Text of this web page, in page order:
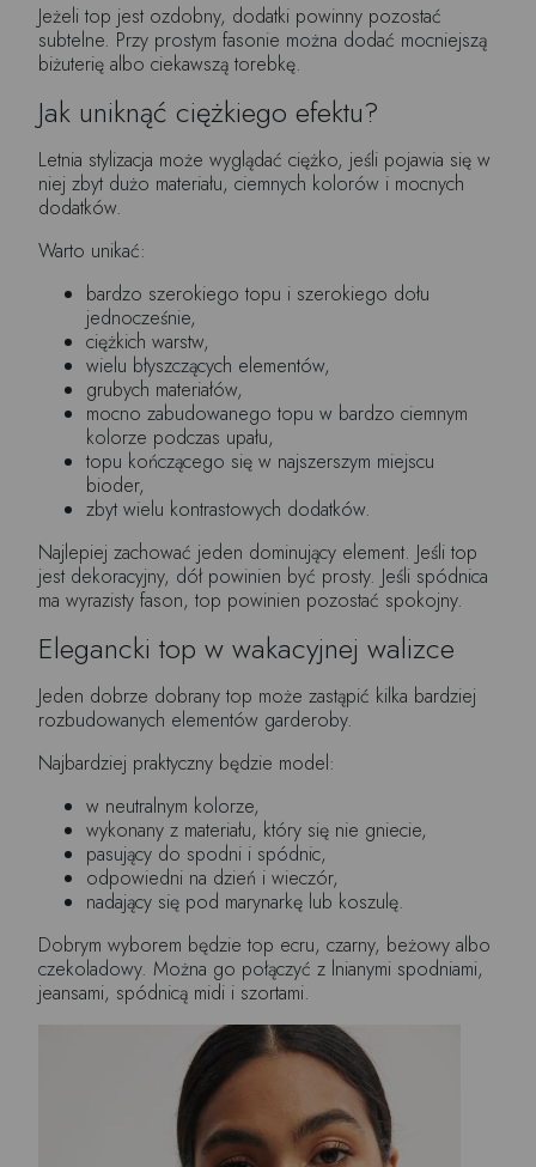
Jeżeli top jest ozdobny, dodatki powinny pozostać
subtelne. Przy prostym fasonie można dodać mocniejszą
biżuterię albo ciekawszą torebkę.
Jak uniknąć ciężkiego efektu?
Letnia stylizacja może wyglądać ciężko, jeśli pojawia się w
niej zbyt dużo materiału, ciemnych kolorów i mocnych
dodatków.
Warto unikać:
bardzo szerokiego topu i szerokiego dołu
jednocześnie,
ciężkich warstw,
wielu błyszczących elementów,
grubych materiałów,
mocno zabudowanego topu w bardzo ciemnym
kolorze podczas upału,
topu kończącego się w najszerszym miejscu
bioder,
zbyt wielu kontrastowych dodatków.
Najlepiej zachować jeden dominujący element. Jeśli top
jest dekoracyjny, dół powinien być prosty. Jeśli spódnica
ma wyrazisty fason, top powinien pozostać spokojny.
Elegancki top w wakacyjnej walizce
Jeden dobrze dobrany top może zastąpić kilka bardziej
rozbudowanych elementów garderoby.
Najbardziej praktyczny będzie model:
w neutralnym kolorze,
wykonany z materiału, który się nie gniecie,
pasujący do spodni i spódnic,
odpowiedni na dzień i wieczór,
nadający się pod marynarkę lub koszulę.
Dobrym wyborem będzie top ecru, czarny, beżowy albo
czekoladowy. Można go połączyć z lnianymi spodniami,
jeansami, spódnicą midi i szortami.